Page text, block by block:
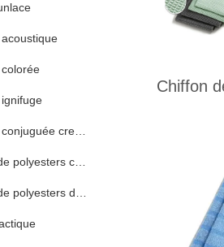
creuse de Siliconized
polyesters conjuguée creuse
polyesters de Vierge
Chiffon